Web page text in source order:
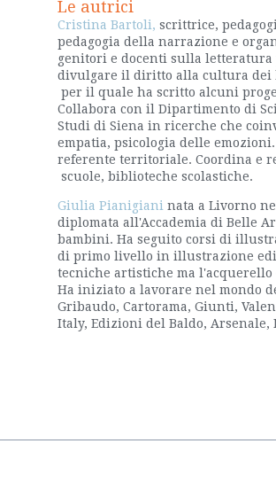
Le autrici
Cristina Bartoli, scrittrice,
pedagogia della narrazione e
genitori e docenti sulla
divulgare il diritto alla cultura dei
per il quale ha scritto alcuni
Collabora con il Dipartimento di
Studi di Siena in ricerche che
empatia, psicologia delle
referente territoriale. Coordina e
scuole, biblioteche scolastiche.
Giulia Pianigiani nata a Livorno
diplomata all'Accademia di Belle
bambini. Ha seguito corsi di
di primo livello in illustrazione
tecniche artistiche ma l'acquerello
Ha iniziato a lavorare nel mondo
Gribaudo, Cartorama, Giunti,
Italy, Edizioni del Baldo, Arsenale,